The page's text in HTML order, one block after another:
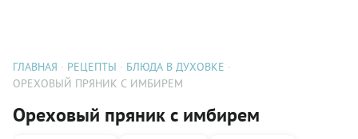
ГЛАВНАЯ РЕЦЕПТЫ
БЛЮДА В ДУХОВКЕ
ОРЕХОВЫЙ ПРЯНИК С ИМБИРЕМ
Ореховый пряник с имбирем